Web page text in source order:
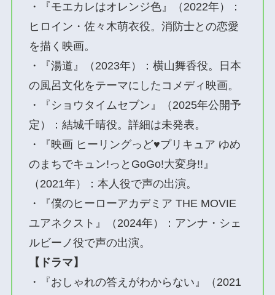
・『モエカレはオレンジ色』（2022年）：
ヒロイン・佐々木萌衣役。消防士との恋愛
を描く映画。
・『湯道』（2023年）：横山舞香役。日本
の風呂文化をテーマにしたコメディ映画。
・『ショウタイムセブン』（2025年公開予
定）：結城千晴役。詳細は未発表。
・『映画 ヒーリングっど♥プリキュア ゆめ
のまちでキュン!っとGoGo!大変身!!』
（2021年）：本人役で声の出演。
・『僕のヒーローアカデミア THE MOVIE
ユアネクスト』（2024年）：アンナ・シェ
ルビーノ役で声の出演。
【ドラマ】
・『おしゃれの答えがわからない』（2021